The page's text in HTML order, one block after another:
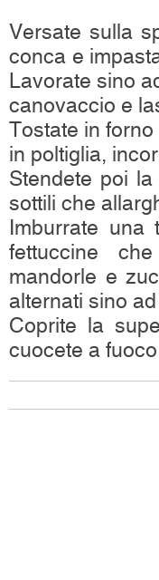
Versate sulla
conca e
Lavorate sino
canovaccio e
Tostate in
in poltiglia,
Stendete poi
sottili che
Imburrate
fettuccine
mandorle e
alternati sino
Coprite la
cuocete a